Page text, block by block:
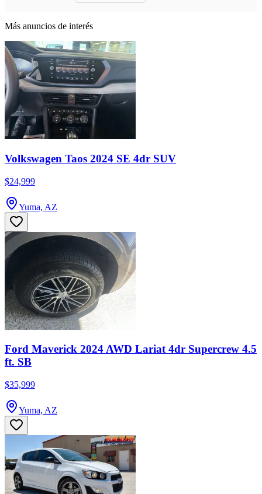
Más anuncios de interés
Volkswagen Taos 2024 SE 4dr SUV
$24,999
Yuma, AZ
Ford Maverick 2024 AWD Lariat 4dr Supercrew 4.5
ft. SB
$35,999
Yuma, AZ